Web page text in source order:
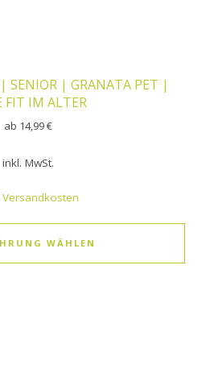
SENIOR | GRANATA PET |
FIT IM ALTER
ab 14,99€
inkl. MwSt.
Versandkosten
WÄHLEN